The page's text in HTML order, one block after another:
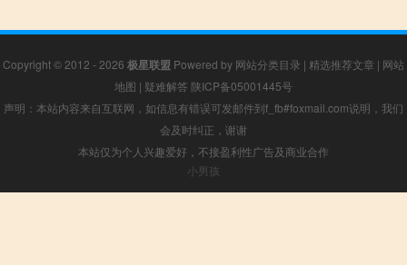
Copyright © 2012 - 2026 极星联盟 Powered by 网站分类目录 | 精选推荐文章 | 网站
地图 | 疑难解答 陕ICP备05001445号
声明：本站内容来自互联网，如信息有错误可发邮件到f_fb#foxmail.com说明，我们
会及时纠正，谢谢
本站仅为个人兴趣爱好，不接盈利性广告及商业合作
小男孩